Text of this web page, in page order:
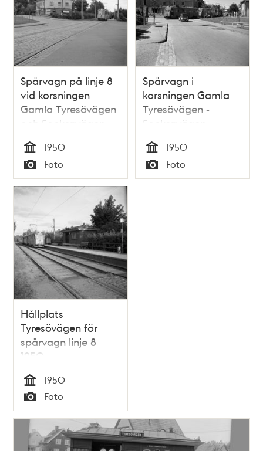
Spårvagn på linje 8
vid korsningen
Gamla Tyresövägen
och Sockenvägen
1950
Tid
1950
Typ
Foto
Spårvagn i
korsningen Gamla
Tyresövägen -
Sockenvägen -
Kärrtorpsvägen
1950
Tid
1950
Typ
Foto
Hållplats
Tyresövägen för
spårvagn linje 8
1950
Tid
1950
Typ
Foto